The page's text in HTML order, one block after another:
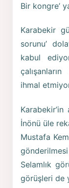
Bir kongre’
Karabekir
sorunu’
kabul
ihmal
İnönü üle
Mustafa
Selamlık
görüşleri de